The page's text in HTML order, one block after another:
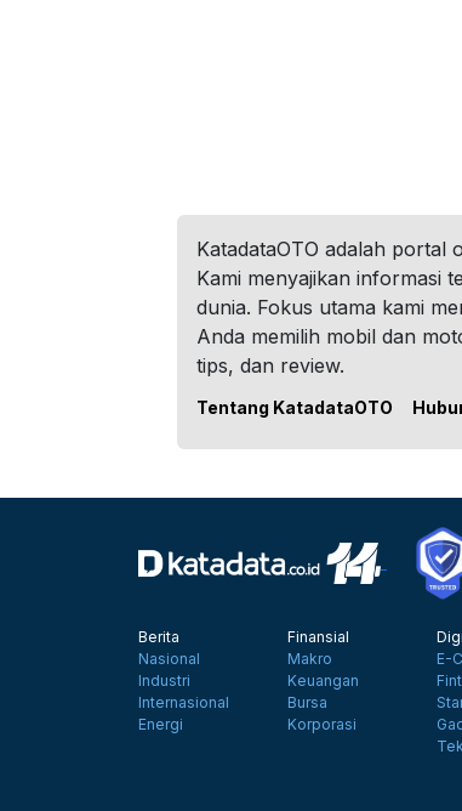
KatadataOTO adalah portal
Kami menyajikan informasi
dunia. Fokus utama kami
Anda memilih mobil dan
tips, dan review.
Tentang KatadataOTO
Berita
Nasional
Industri
Internasional
Energi
Finansial
Makro
Keuangan
Bursa
Korporasi
E-